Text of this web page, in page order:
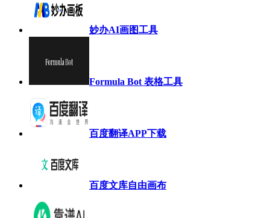
妙办AI画图工具
Formula Bot 表格工具
百度翻译APP下载
百度文库自由画布